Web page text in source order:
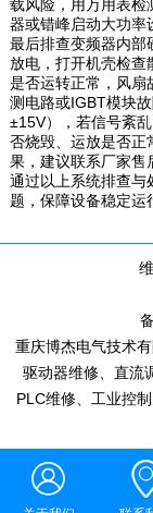
载风险，用万用表检
器或错峰启动大功率
最后排查变频器内部
放电，打开机壳检查
是否运转正常，风扇
测电路或IGBT模块
±15V），若信号紊
否烧毁、运放是否正
果，建议联系厂家售
通过以上系统排查与
题，保障设备稳定运
重庆博杰电气技术
驱动器维修、直流
PLC维修、工业控